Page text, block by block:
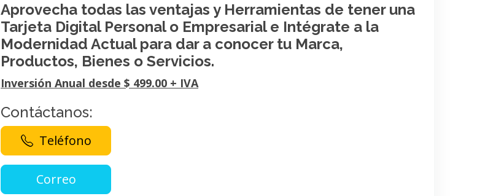
Aprovecha todas las ventajas y Herramientas de tener una
Tarjeta Digital Personal o Empresarial e Intégrate a la
Modernidad Actual para dar a conocer tu Marca,
Productos, Bienes o Servicios.
Inversión Anual desde $ 499.00 + IVA
Contáctanos:
Teléfono